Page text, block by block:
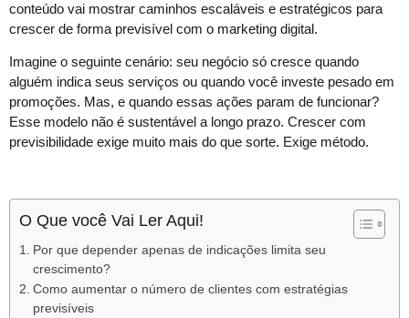
conteúdo vai mostrar caminhos escaláveis e estratégicos para
crescer de forma previsível com o marketing digital.
Imagine o seguinte cenário: seu negócio só cresce quando
alguém indica seus serviços ou quando você investe pesado em
promoções. Mas, e quando essas ações param de funcionar?
Esse modelo não é sustentável a longo prazo. Crescer com
previsibilidade exige muito mais do que sorte. Exige método.
O Que você Vai Ler Aqui!
Por que depender apenas de indicações limita seu
crescimento?
Como aumentar o número de clientes com estratégias
previsíveis